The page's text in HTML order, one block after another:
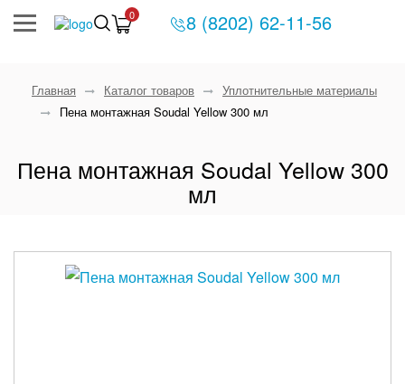
0 8 (8202) 62-11-56
Главная Каталог товаров
Уплотнительные материалы
Пена монтажная Soudal Yellow 300 мл
Пена монтажная Soudal Yellow 300
мл